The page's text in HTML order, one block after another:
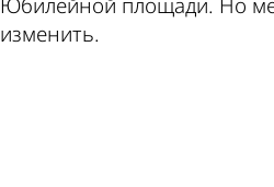
изменить.